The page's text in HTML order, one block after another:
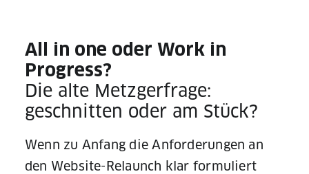
All in one oder Work in
Progress?
Die alte Metzgerfrage:
geschnitten oder am Stück?
Wenn zu Anfang die Anforderungen an
den Website-Relaunch klar formuliert